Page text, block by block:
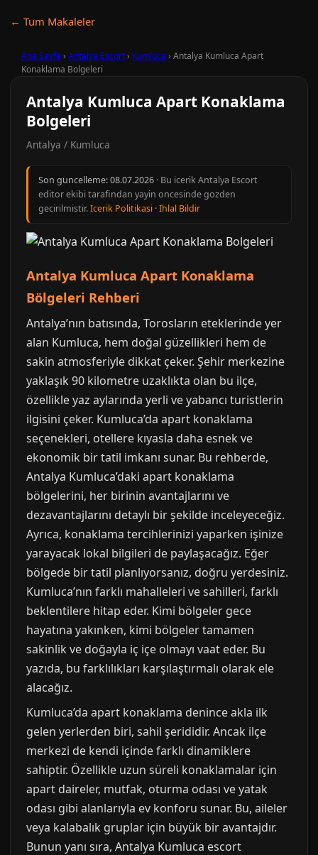
← Tum Makaleler
Ana Sayfa › Antalya Escort› Kumluca › Antalya Kumluca Apart
Konaklama Bolgeleri
Antalya Kumluca Apart Konaklama
Bolgeleri
Antalya / Kumluca
Son guncelleme:08.07.2026 · Bu icerik Antalya Escort
editor ekibi tarafindan yayin oncesinde gozden
gecirilmistir.Icerik Politikasi ·Ihlal Bildir
Antalya Kumluca Apart Konaklama
Bölgeleri Rehberi
Antalya’nın batısında, Torosların eteklerinde yer
alan Kumluca, hem doğal güzellikleri hem de
sakin atmosferiyle dikkat çeker. Şehir merkezine
yaklaşık 90 kilometre uzaklıkta olan bu ilçe,
özellikle yaz aylarında yerli ve yabancı turistlerin
ilgisini çeker. Kumluca’da apart konaklama
seçenekleri, otellere kıyasla daha esnek ve
ekonomik bir tatil imkanı sunar. Bu rehberde,
Antalya Kumluca’daki apart konaklama
bölgelerini, her birinin avantajlarını ve
dezavantajlarını detaylı bir şekilde inceleyeceğiz.
Ayrıca, konaklama tercihlerinizi yaparken işinize
yarayacak lokal bilgileri de paylaşacağız. Eğer
bölgede bir tatil planlıyorsanız, doğru yerdesiniz.
Kumluca’nın farklı mahalleleri ve sahilleri, farklı
beklentilere hitap eder. Kimi bölgeler gece
hayatına yakınken, kimi bölgeler tamamen
sakinlik ve doğayla iç içe olmayı vaat eder. Bu
yazıda, bu farklılıkları karşılaştırmalı olarak ele
alacağız.
Kumluca’da apart konaklama denince akla ilk
gelen yerlerden biri, sahil şerididir. Ancak ilçe
merkezi de kendi içinde farklı dinamiklere
sahiptir. Özellikle uzun süreli konaklamalar için
apart daireler, mutfak, oturma odası ve yatak
odası gibi alanlarıyla ev konforu sunar. Bu, aileler
veya kalabalık gruplar için büyük bir avantajdır.
Bunun yanı sıra, Antalya Kumluca escort